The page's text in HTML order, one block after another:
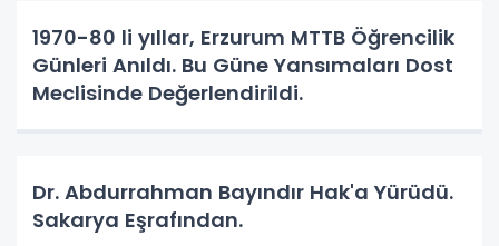
1970-80 li yıllar, Erzurum MTTB Öğrencilik
Günleri Anıldı. Bu Güne Yansımaları Dost
Meclisinde Değerlendirildi.
Dr. Abdurrahman Bayındır Hak'a Yürüdü.
Sakarya Eşrafından.